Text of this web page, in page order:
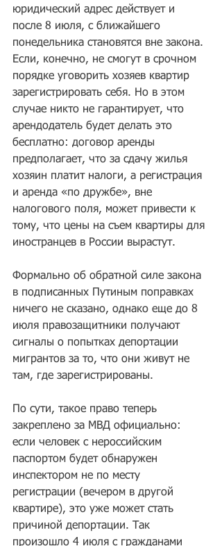
юридический адрес действует и
после 8 июля, с ближайшего
понедельника становятся вне закона.
Если, конечно, не смогут в срочном
порядке уговорить хозяев квартир
зарегистрировать себя. Но в этом
случае никто не гарантирует, что
арендодатель будет делать это
бесплатно: договор аренды
предполагает, что за сдачу жилья
хозяин платит налоги, а регистрация
и аренда «по дружбе», вне
налогового поля, может привести к
тому, что цены на съем квартиры для
иностранцев в России вырастут.
Формально об обратной силе закона
в подписанных Путиным поправках
ничего не сказано, однако еще до 8
июля правозащитники получают
сигналы о попытках депортации
мигрантов за то, что они живут не
там, где зарегистрированы.
По сути, такое право теперь
закреплено за МВД официально:
если человек с нероссийским
паспортом будет обнаружен
инспектором не по месту
регистрации (вечером в другой
квартире), это уже может стать
причиной депортации. Так
произошло 4 июля с гражданами